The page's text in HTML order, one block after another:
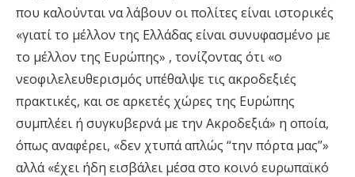
που καλούνται να λάβουν οι πολίτες είναι ιστορικές
«γιατί το μέλλον της Ελλάδας είναι συνυφασμένο με
το μέλλον της Ευρώπης» , τονίζοντας ότι «ο
νεοφιλελευθερισμός υπέθαλψε τις ακροδεξιές
πρακτικές, και σε αρκετές χώρες της Ευρώπης
συμπλέει ή συγκυβερνά με την Ακροδεξιά» η οποία,
όπως αναφέρει, «δεν χτυπά απλώς “την πόρτα μας”»
αλλά «έχει ήδη εισβάλει μέσα στο κοινό ευρωπαϊκό